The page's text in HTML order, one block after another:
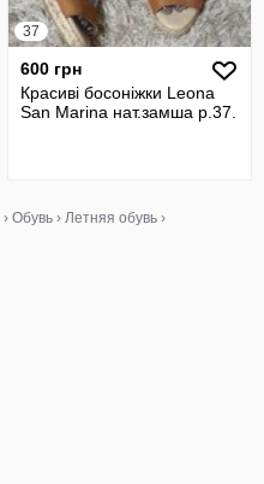
37
600 грн
Красиві босоніжки Leona
San Marina нат.замша р.37.
› Обувь › Летняя обувь ›